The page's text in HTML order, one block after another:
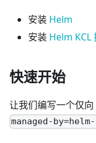
安装 Helm
安装 Helm KCL
快速开始
让我们编写一个仅向
managed-